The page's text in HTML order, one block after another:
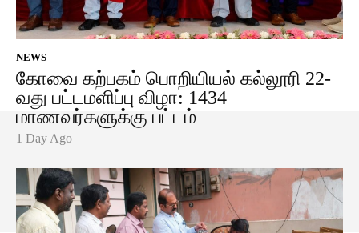
NEWS
கோவை கற்பகம் பொறியியல் கல்லூரி 22-
வது பட்டமளிப்பு விழா: 1434
மாணவர்களுக்கு பட்டம்
1 Day Ago